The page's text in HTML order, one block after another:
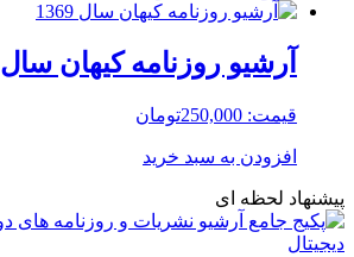
آرشیو روزنامه کیهان سال 1369
قیمت: 250,000تومان
افزودن به سبد خرید
پیشنهاد لحظه ای